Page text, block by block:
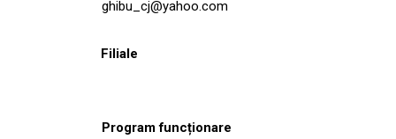
ghibu_cj@yahoo.com
Filiale
Program funcționare